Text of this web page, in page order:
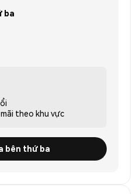
ba
theo khu vực
bên thứ ba